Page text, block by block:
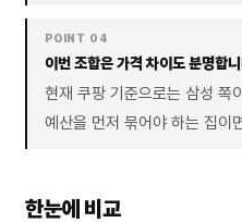
POINT 04
이번 조합은 가격 차이도 분명합
현재 쿠팡 기준으로는 삼성 쪽
예산을 먼저 묶어야 하는 집이
한눈에 비교